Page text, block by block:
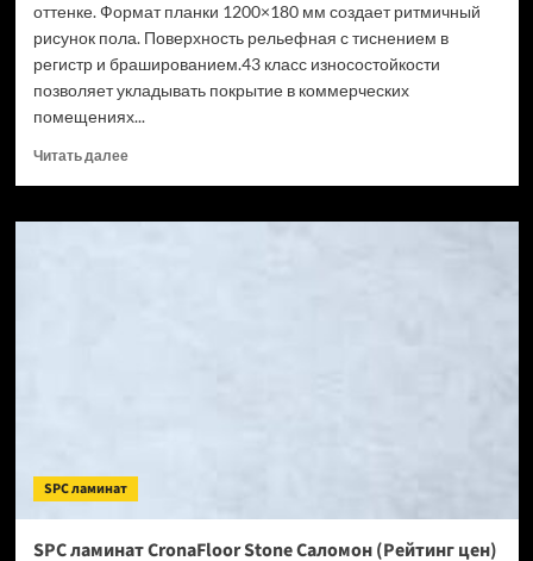
оттенке. Формат планки 1200×180 мм создает ритмичный
рисунок пола. Поверхность рельефная с тиснением в
регистр и брашированием.43 класс износостойкости
позволяет укладывать покрытие в коммерческих
помещениях...
Читать далееПрочитать
SPC
SPC ламинат
SPC ламинат CronaFloor Stone Саломон (Рейтинг цен)